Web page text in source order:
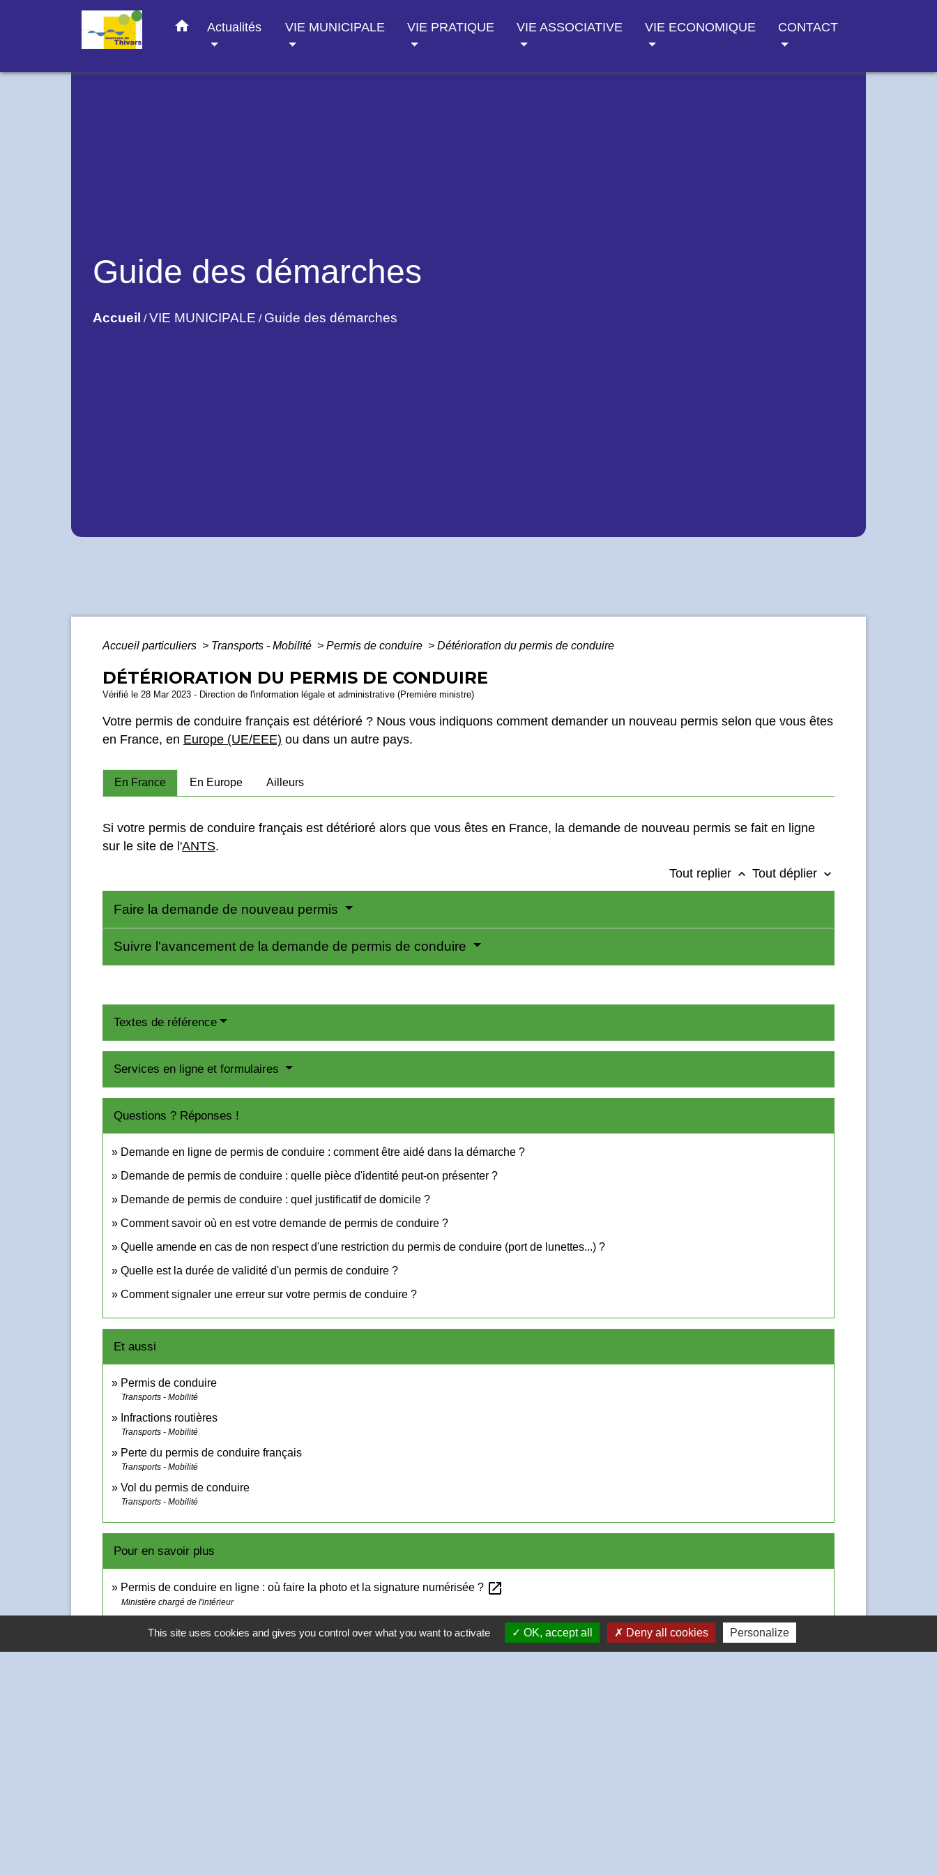
home Actualités VIE MUNICIPALE VIE PRATIQUE VIE ASSOCIATIVE VIE ECONOMIQUE CONTACT
Guide des démarches
Accueil /VIE MUNICIPALE / Guide des démarches
Accueil particuliers > Transports - Mobilité > Permis de conduire > Détérioration du permis de conduire
DÉTÉRIORATION DU PERMIS DE CONDUIRE
Vérifié le 28 Mar 2023 - Direction de l'information légale et administrative (Première ministre)
Votre permis de conduire français est détérioré ? Nous vous indiquons comment demander un nouveau permis selon que vous êtes
en France, en Europe (UE/EEE) ou dans un autre pays.
En France En Europe Ailleurs
Si votre permis de conduire français est détérioré alors que vous êtes en France, la demande de nouveau permis se fait en ligne
sur le site de l'ANTS.
Tout replier keyboard_arrow_up Tout déplier keyboard_arrow_down
Faire la demande de nouveau permis
Suivre l'avancement de la demande de permis de conduire
Textes de référence
Services en ligne et formulaires
Questions ? Réponses !
Demande en ligne de permis de conduire : comment être aidé dans la démarche ?
Demande de permis de conduire : quelle pièce d'identité peut-on présenter ?
Demande de permis de conduire : quel justificatif de domicile ?
Comment savoir où en est votre demande de permis de conduire ?
Quelle amende en cas de non respect d'une restriction du permis de conduire (port de lunettes...) ?
Quelle est la durée de validité d'un permis de conduire ?
Comment signaler une erreur sur votre permis de conduire ?
Et aussi
Permis de conduire
Transports - Mobilité
Infractions routières
Transports - Mobilité
Perte du permis de conduire français
Transports - Mobilité
Vol du permis de conduire
Transports - Mobilité
Pour en savoir plus
Permis de conduire en ligne : où faire la photo et la signature numérisée ? open_in_new
Ministère chargé de l'intérieur
Signaler une erreur sur cette page
This site uses cookies and gives you control over what you want to activate OK, accept all Deny all cookies Personalize